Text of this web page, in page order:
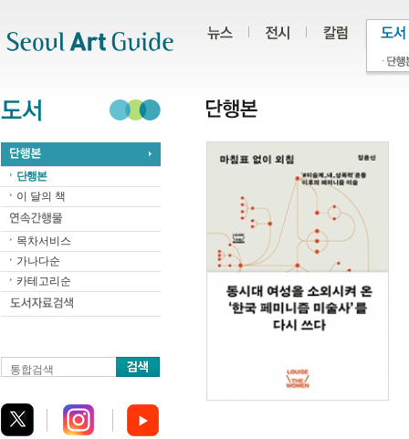
단행본
이 달의 책
목차서비스
가나다순
카테고리순
통합검색